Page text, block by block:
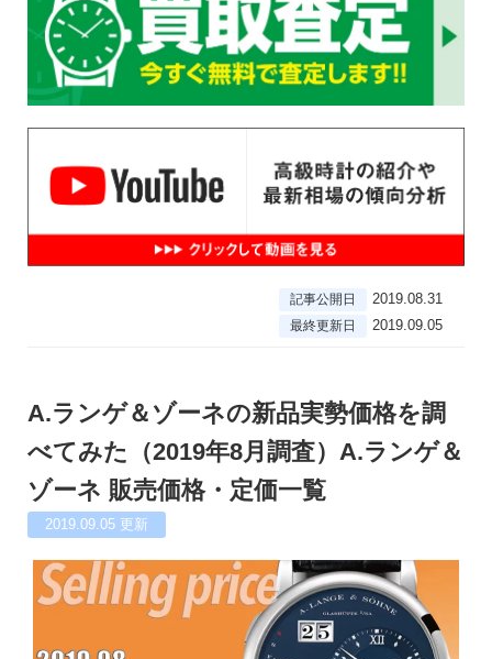
記事公開日 2019.08.31
最終更新日 2019.09.05
A.ランゲ＆ゾーネの新品実勢価格を調
べてみた（2019年8月調査）A.ランゲ＆
ゾーネ 販売価格・定価一覧
2019.09.05 更新